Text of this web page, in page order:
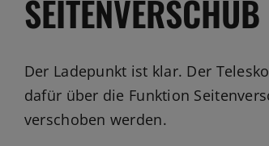
Der Ladepunkt ist klar. Der
dafür über die Funktion
verschoben werden.